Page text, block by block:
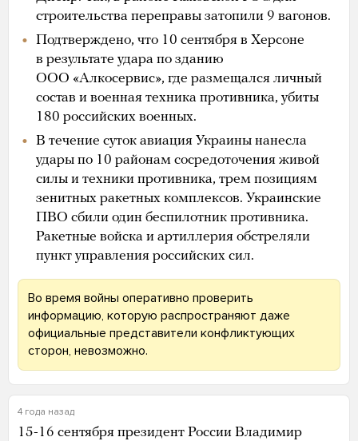
строительства переправы затопили 9 вагонов.
Подтверждено, что 10 сентября в Херсоне
в результате удара по зданию
ООО «Алкосервис», где размещался личный
состав и военная техника противника, убиты
180 российских военных.
В течение суток авиация Украины нанесла
удары по 10 районам сосредоточения живой
силы и техники противника, трем позициям
зенитных ракетных комплексов. Украинские
ПВО сбили один беспилотник противника.
Ракетные войска и артиллерия обстреляли
пункт управления российских сил.
Во время войны оперативно проверить
информацию, которую распространяют даже
официальные представители конфликтующих
сторон, невозможно.
4 года назад
15-16 сентября президент России Владимир